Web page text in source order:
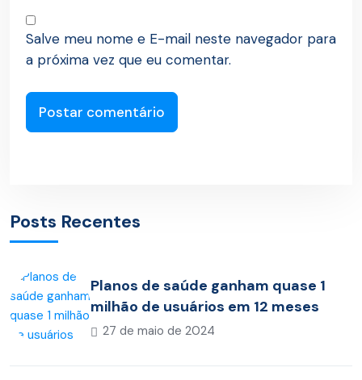
Salve meu nome e E-mail neste navegador para
a próxima vez que eu comentar.
Posts Recentes
Planos de saúde ganham quase 1
milhão de usuários em 12 meses
27 de maio de 2024